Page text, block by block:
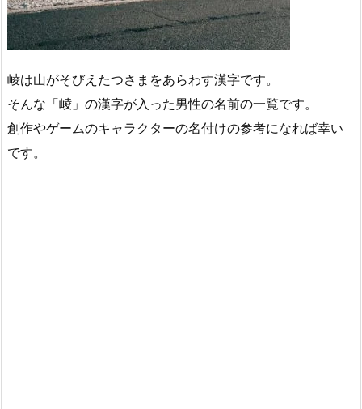
崚は山がそびえたつさまをあらわす漢字です。
そんな「崚」の漢字が入った男性の名前の一覧です。
創作やゲームのキャラクターの名付けの参考になれば幸い
です。